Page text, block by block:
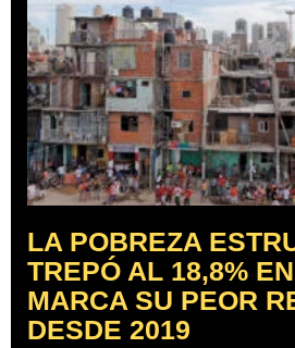
LA POBREZA
TREPÓ AL 18,8%
MARCA SU PEOR
DESDE 2019